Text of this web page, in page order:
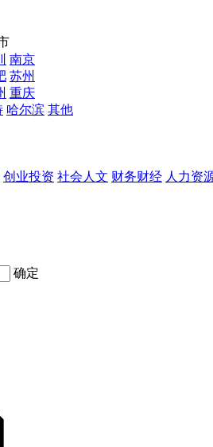
南京
苏州
重庆
哈尔滨 其他
创业投资 社会人文 财务财经 人力资
确定